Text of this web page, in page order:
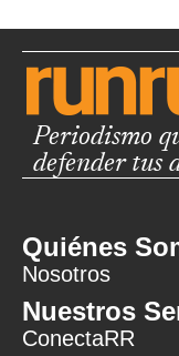
Periodismo
defender tus
Quiénes
Nosotros
Nuestros
ConectaRR